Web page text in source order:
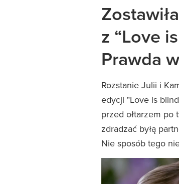
z “Love
Prawda
Rozstanie Julii i
edycji "Love is
przed ołtarzem po
zdradzać byłą
Nie sposób tego